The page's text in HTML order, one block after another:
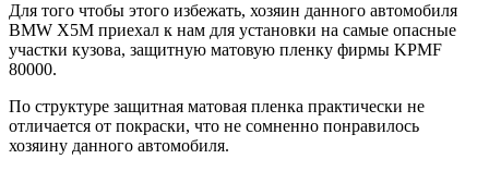
Для того чтобы этого избежать, хозяин данного автомобиля
BMW X5M приехал к нам для установки на самые опасные
участки кузова, защитную матовую пленку фирмы KPMF
80000.
По структуре защитная матовая пленка практически не
отличается от покраски, что не сомненно понравилось
хозяину данного автомобиля.